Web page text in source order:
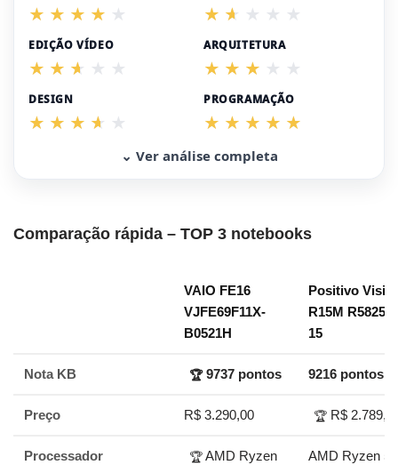
EDIÇÃO VÍDEO ARQUITETURA
DESIGN PROGRAMAÇÃO
⌄ Ver análise completa
Comparação rápida – TOP 3 notebooks
VAIO FE16
VJFE69F11X-
B0521H
Positivo
R15M
15
Nota KB 🏆9737 pontos 9216 pontos
Preço R$ 3.290,00 🏆 R$
Processador 🏆 AMD Ryzen
AMD Ryzen 5